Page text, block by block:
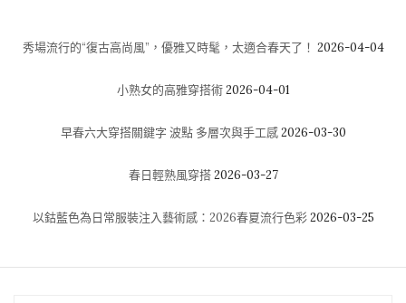
秀場流行的“復古高尚風”，優雅又時髦，太適合春天了！ 2026-04-04
小熟女的高雅穿搭術 2026-04-01
早春六大穿搭關鍵字 波點 多層次與手工感 2026-03-30
春日輕熟風穿搭 2026-03-27
以鈷藍色為日常服裝注入藝術感：2026春夏流行色彩 2026-03-25